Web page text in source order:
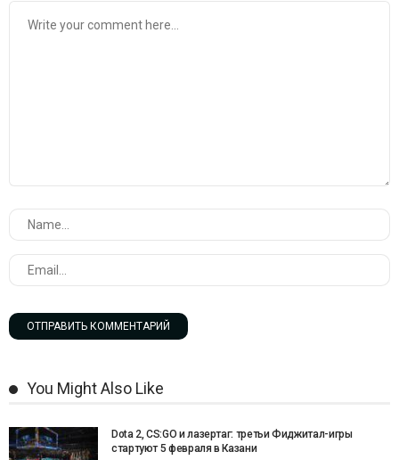
You Might Also Like
Dota 2, CS:GO и лазертаг: третьи Фиджитал-игры
стартуют 5 февраля в Казани